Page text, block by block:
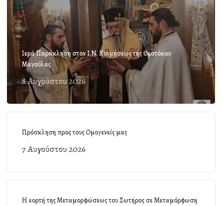
Ιερά Παράκληση στον Ι.Ν. Κοιμήσεως της Θεοτόκου
Μαγούλας
8 Αυγούστου 2026
Πρόσκληση προς τους Ομογενείς μας
7 Αυγούστου 2026
Η εορτή της Μεταμορφώσεως του Σωτήρος σε Μεταμόρφωση